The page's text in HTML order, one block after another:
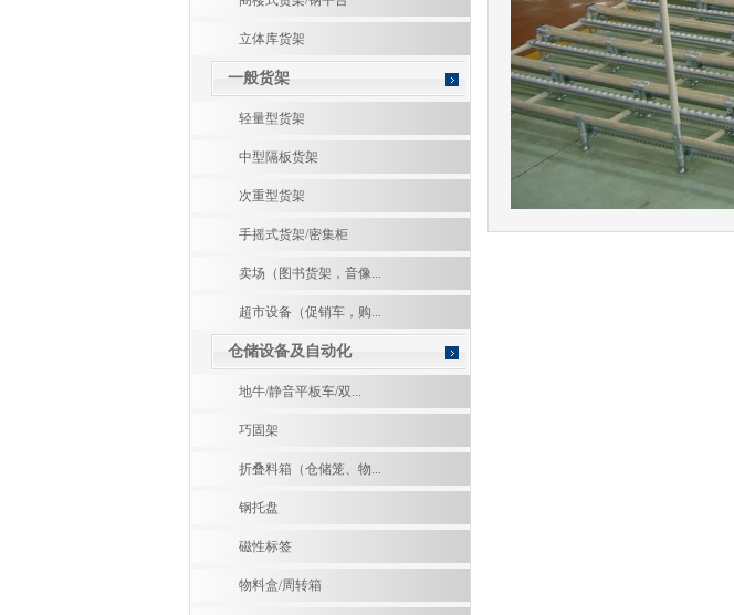
立体库货架
一般货架
轻量型货架
中型隔板货架
次重型货架
手摇式货架/密集柜
卖场（图书货架，音像...
超市设备（促销车，购...
仓储设备及自动化
地牛/静音平板车/双...
巧固架
折叠料箱（仓储笼、物...
钢托盘
磁性标签
物料盒/周转箱